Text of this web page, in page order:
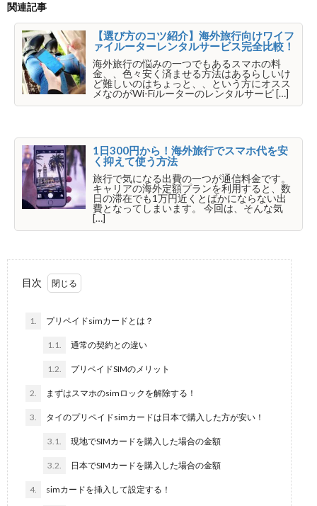
関連記事
【選び方のコツ紹介】海外旅行向けワイフ
ァイルーターレンタルサービス完全比較！
海外旅行の悩みの一つでもあるスマホの料
金、、色々安く済ませる方法はあるらしいけ
ど難しいのはちょっと、、という方にオスス
メなのがWi-Fiルーターのレンタルサービ […]
1日300円から！海外旅行でスマホ代を安
く抑えて使う方法
旅行で気になる出費の一つが通信料金です。
キャリアの海外定額プランを利用すると、数
日の滞在でも1万円近くとばかにならない出
費となってしまいます。 今回は、そんな気
[…]
目次
1. プリペイドsimカードとは？
1.1. 通常の契約との違い
1.2. プリペイドSIMのメリット
2. まずはスマホのsimロックを解除する！
3. タイのプリペイドsimカードは日本で購入した方が安い！
3.1. 現地でSIMカードを購入した場合の金額
3.2. 日本でSIMカードを購入した場合の金額
4. simカードを挿入して設定する！